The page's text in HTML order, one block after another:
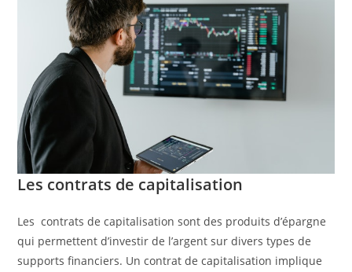
Les contrats de capitalisation
Les contrats de capitalisation sont des produits d’épargne
qui permettent d’investir de l’argent sur divers types de
supports financiers. Un contrat de capitalisation implique